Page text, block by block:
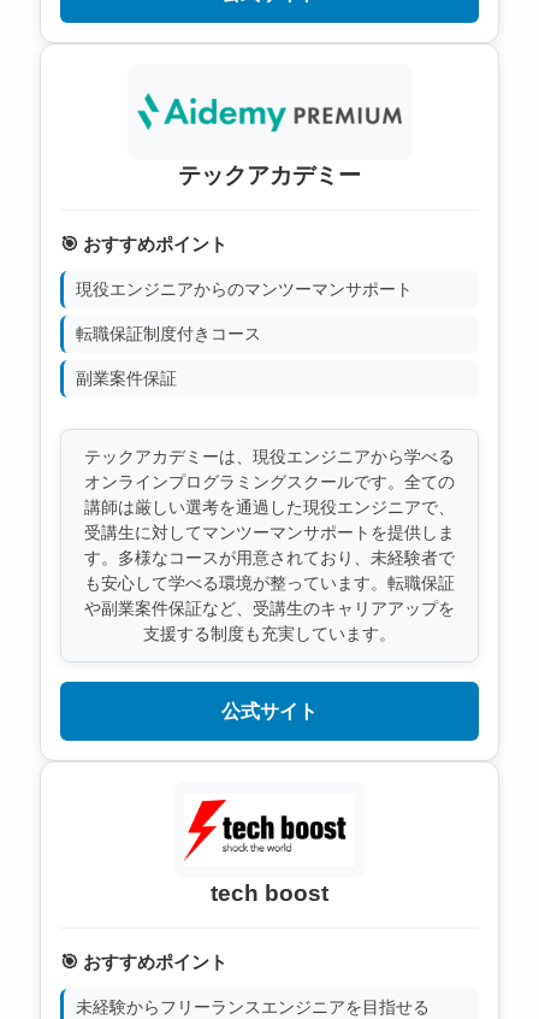
テックアカデミー
🎯 おすすめポイント
現役エンジニアからのマンツーマンサポート
転職保証制度付きコース
副業案件保証
テックアカデミーは、現役エンジニアから学べる
オンラインプログラミングスクールです。全ての
講師は厳しい選考を通過した現役エンジニアで、
受講生に対してマンツーマンサポートを提供しま
す。多様なコースが用意されており、未経験者で
も安心して学べる環境が整っています。転職保証
や副業案件保証など、受講生のキャリアアップを
支援する制度も充実しています。
公式サイト
tech boost
🎯 おすすめポイント
未経験からフリーランスエンジニアを目指せる